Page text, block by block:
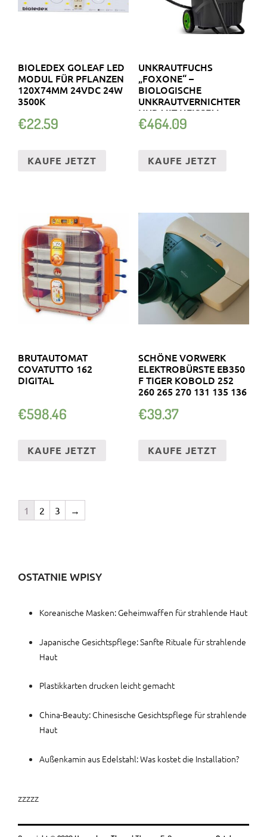
BIOLEDEX GOLEAF LED
MODUL FÜR PFLANZEN
120X74MM 24VDC 24W
3500K
€22.59
KAUFE JETZT
UNKRAUTFUCHS
„FOXONE“ –
BIOLOGISCHE
UNKRAUTVERNICHTER
NUR MIT HEISSEM W
ASSER
€464.09
KAUFE JETZT
BRUTAUTOMAT
COVATUTTO 162
DIGITAL
€598.46
KAUFE JETZT
SCHÖNE VORWERK
ELEKTROBÜRSTE EB350
F TIGER KOBOLD 252
260 265 270 131 135 136
€39.37
KAUFE JETZT
1 2 3 →
OSTATNIE WPISY
Koreanische Masken: Geheimwaffen für strahlende Haut
Japanische Gesichtspflege: Sanfte Rituale für strahlende
Haut
Plastikkarten drucken leicht gemacht
China-Beauty: Chinesische Gesichtspflege für strahlende
Haut
Außenkamin aus Edelstahl: Was kostet die Installation?
zzzzz